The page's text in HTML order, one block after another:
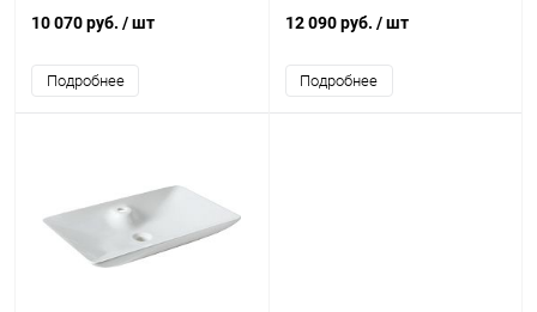
10 070 руб. / шт
Подробнее
12 090 руб. / шт
Подробнее